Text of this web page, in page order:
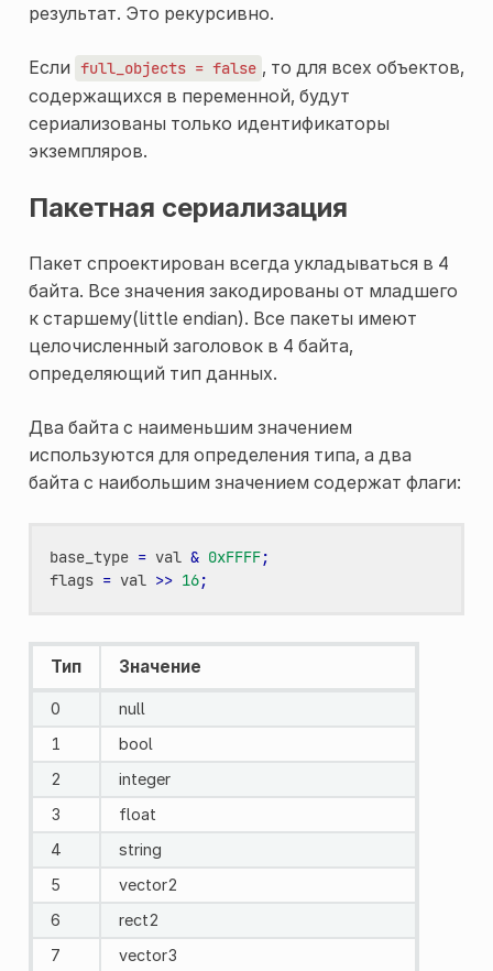
результат. Это рекурсивно.
Если full_objects = false , то для всех объектов,
содержащихся в переменной, будут
сериализованы только идентификаторы
экземпляров.
Пакетная сериализация
Пакет спроектирован всегда укладываться в 4
байта. Все значения закодированы от младшего
к старшему(little endian). Все пакеты имеют
целочисленный заголовок в 4 байта,
определяющий тип данных.
Два байта с наименьшим значением
используются для определения типа, а два
байта с наибольшим значением содержат флаги:
base_type = val & 0xFFFF;
flags = val >> 16;
Тип Значение
0
null
1
bool
2
integer
3
float
4
string
5
vector2
6
rеct2
7
vector3